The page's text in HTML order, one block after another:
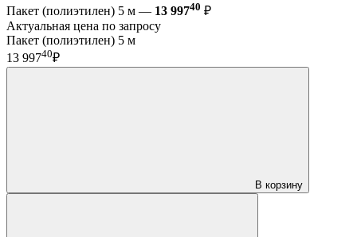
Пакет (полиэтилен) 5 м — 13 99740 ₽
Актуальная цена по запросу
Пакет (полиэтилен) 5 м
13 99740₽
В корзину